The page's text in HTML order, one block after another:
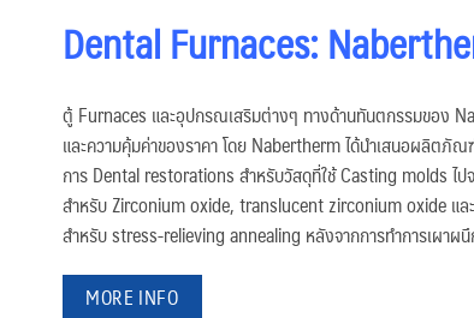
Dental Furnaces:
ตู้ Furnaces และอุปกรณเสริมต่างๆ ทางด้านทันตกรรมของ
และความคุ้มค่าของราคา โดย Nabertherm ได้นำเสนอผลิ
การ Dental restorations สำหรับวัสดุที่ใช้ Casting molds ไ
สำหรับ Zirconium oxide, translucent zirconium oxide แล
สำหรับ stress-relieving annealing หลังจากการทำการเผาผ
MORE INFO